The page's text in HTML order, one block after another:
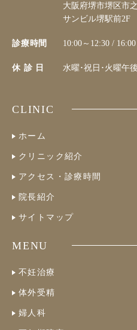
大阪府堺市堺区市
サンビル堺駅前2F
診療時間 10:00～12:30 /
休 診 日 水曜･祝日･火曜午
CLINIC
ホーム
クリニック紹介
アクセス・診療時間
院長紹介
サイトマップ
MENU
不妊治療
体外受精
婦人科